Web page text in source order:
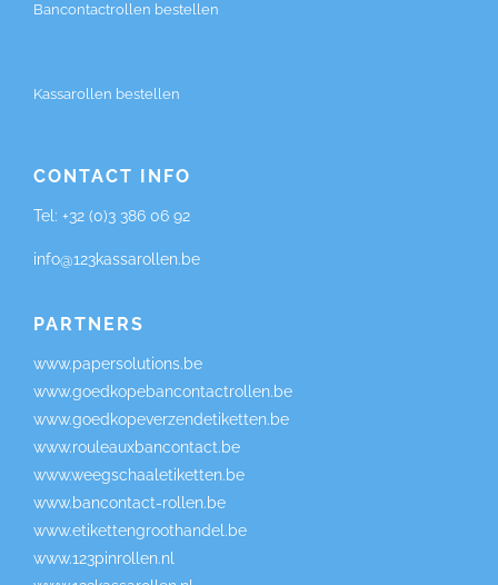
Bancontactrollen bestellen
Kassarollen bestellen
CONTACT INFO
Tel: +32 (0)3 386 06 92
info@123kassarollen.be
PARTNERS
www.papersolutions.be
www.goedkopebancontactrollen.be
www.goedkopeverzendetiketten.be
www.rouleauxbancontact.be
www.weegschaaletiketten.be
www.bancontact-rollen.be
www.etikettengroothandel.be
www.123pinrollen.nl